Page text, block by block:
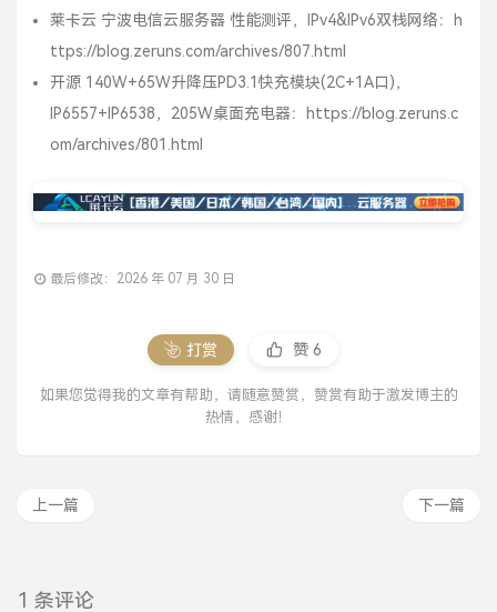
莱卡云 宁波电信云服务器 性能测评，IPv4&IPv6双栈网络：
h
ttps://blog.zeruns.com/archives/807.html
开源 140W+65W升降压PD3.1快充模块(2C+1A口)，
IP6557+IP6538，205W桌面充电器：
https://blog.zeruns.c
om/archives/801.html
最后修改：2026 年 07 月 30 日
打赏 赞 6
如果您觉得我的文章有帮助，请随意赞赏，赞赏有助于激发博主的
热情，感谢！
下一篇
上一篇
1 条评论